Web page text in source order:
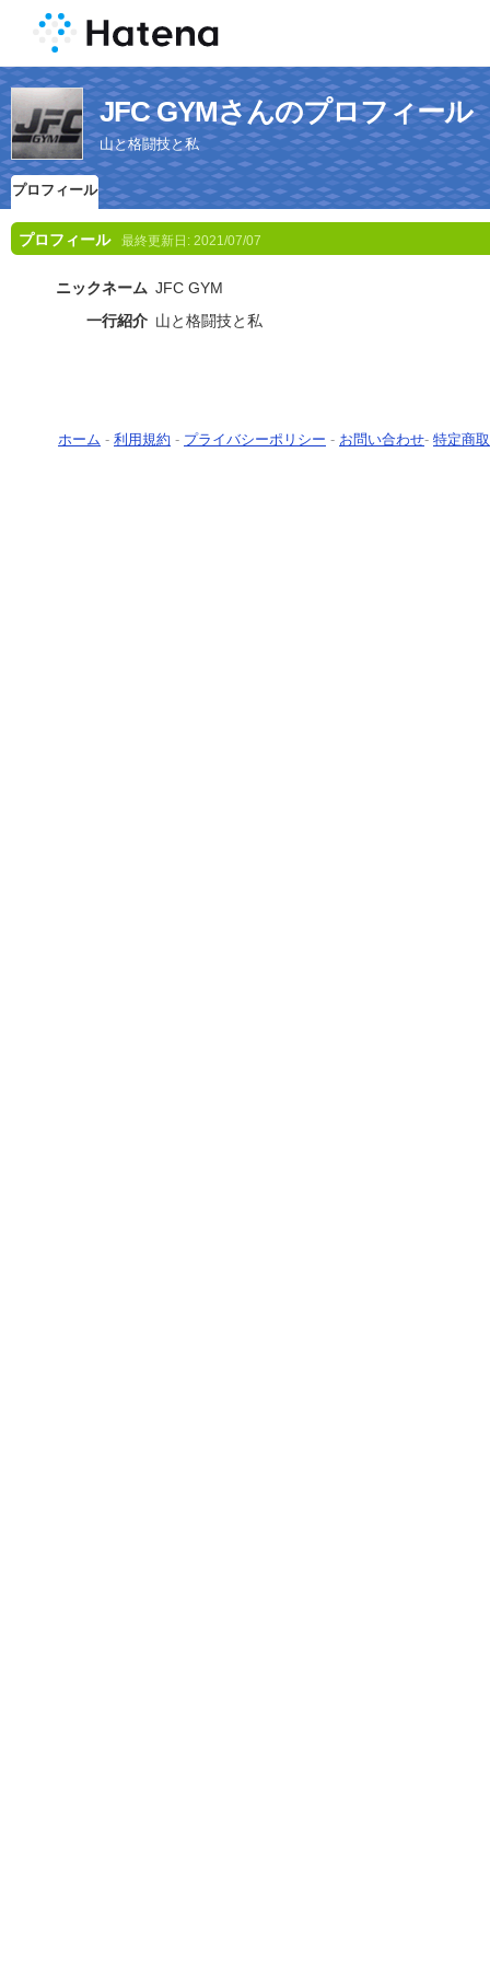
JFC GYMさんのプロフィール
山と格闘技と私
プロフィール
プロフィール 最終更新日: 2021/07/07
ニックネーム JFC GYM
一行紹介 山と格闘技と私
ホーム - 利用規約 - プライバシーポリシー - お問い合わせ- 特定商